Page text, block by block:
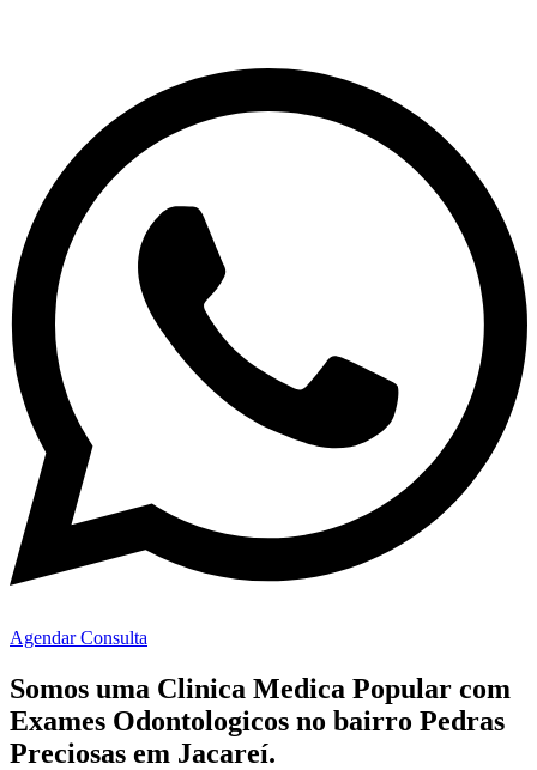
Agendar Consulta
Somos uma Clinica Medica Popular com
Exames Odontologicos no bairro Pedras
Preciosas em Jacareí.